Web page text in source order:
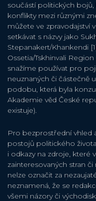
součástí politických
konflikty mezi různými
můžete ve zpravodajství
setkávat s názvy jako
Stepanakert/Khankendi
Ossetia/Tskhinvali
snažíme používat pro
neuznaných či částečně
podobu, která byla
Akademie věd České
existuje).
Pro bezprostřední vhled
postojů politického
i odkazy na zdroje, které
zainteresovaných stran
nelze označit za
neznamená, že se
všemi názory či